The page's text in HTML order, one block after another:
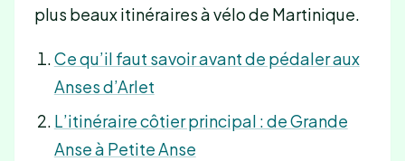
plus beaux itinéraires à vélo de Martinique.
Ce qu’il faut savoir avant de pédaler aux
Anses d’Arlet
L’itinéraire côtier principal : de Grande
Anse à Petite Anse